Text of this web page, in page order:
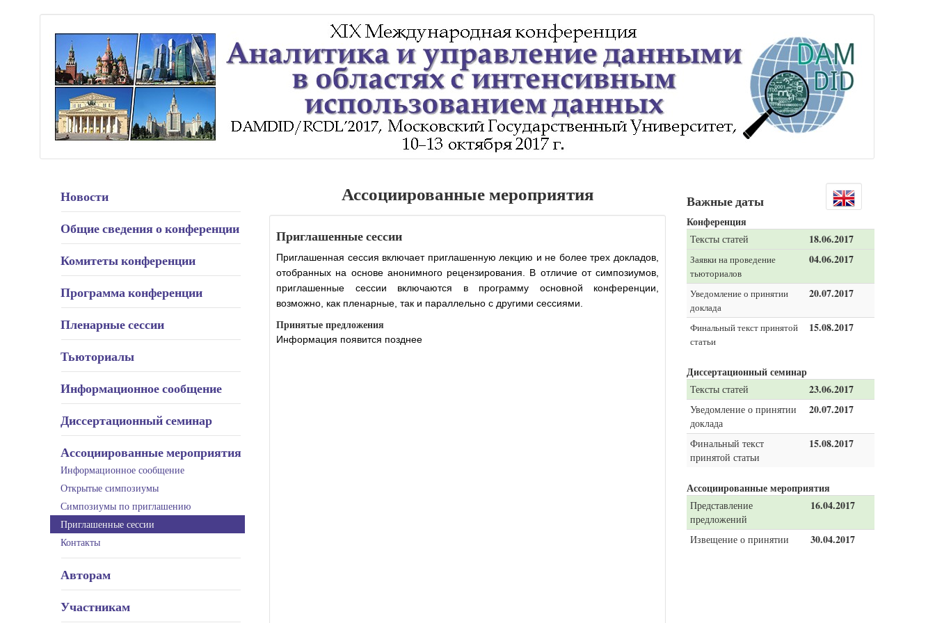
Новости
Общие сведения о конференции
Комитеты конференции
Программа конференции
Пленарные сессии
Тьюториалы
Информационное сообщение
Диссертационный семинар
Ассоциированные мероприятия
Информационное сообщение
Открытые симпозиумы
Симпозиумы по приглашению
Приглашенные сессии
Контакты
Авторам
Участникам
Ассоциированные мероприятия
Приглашенные сессии
Приглашенная сессия включает приглашенную лекцию и не более трех докладов,
отобранных на основе анонимного рецензирования. В отличие от симпозиумов,
приглашенные сессии включаются в программу основной конференции,
возможно, как пленарные, так и параллельно с другими сессиями.
Принятые предложения
Информация появится позднее
Важные даты
Конференция
Тексты статей 18.06.2017
Заявки на проведение
тьюториалов
04.06.2017
Уведомление о принятии
доклада
20.07.2017
Финальный текст принятой
статьи
15.08.2017
Диссертационный семинар
Тексты статей 23.06.2017
Уведомление о принятии
доклада
20.07.2017
Финальный текст
принятой статьи
15.08.2017
Ассоциированные мероприятия
Представление
предложений
16.04.2017
Извещение о принятии 30.04.2017